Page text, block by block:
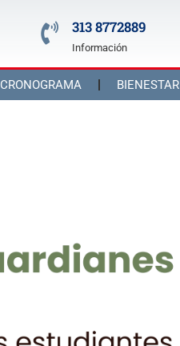
313 8772889
Información
CRONOGRAMA BIENESTAR